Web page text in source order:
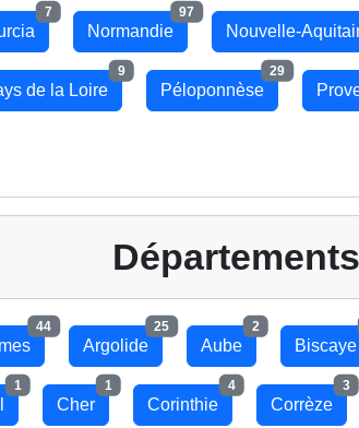
7
Normandie
97
Nouvelle-
de la Loire
9
Péloponnèse
29
Départements
44
Argolide
25
Aube
2
Biscaye
1
Cher
1
Corinthie
4
Corrèze
3